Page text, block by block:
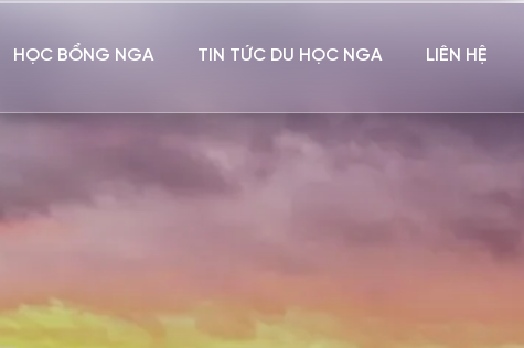
HỌC BỔNG NGA TIN TỨC DU HỌC NGA LIÊN HỆ